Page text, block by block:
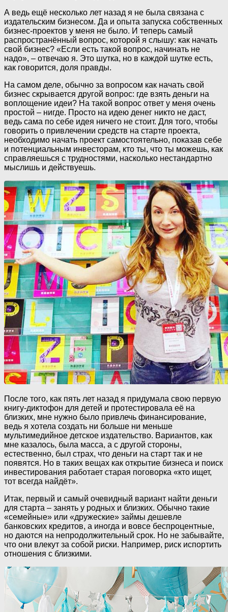
А ведь ещё несколько лет назад я не была связана с
издательским бизнесом. Да и опыта запуска собственных
бизнес-проектов у меня не было. И теперь самый
распространённый вопрос, которой я слышу: как начать
свой бизнес? «Если есть такой вопрос, начинать не
надо», – отвечаю я. Это шутка, но в каждой шутке есть,
как говорится, доля правды.
На самом деле, обычно за вопросом как начать свой
бизнес скрывается другой вопрос: где взять деньги на
воплощение идеи? На такой вопрос ответ у меня очень
простой – нигде. Просто на идею денег никто не даст,
ведь сама по себе идея ничего не стоит. Для того, чтобы
говорить о привлечении средств на старте проекта,
необходимо начать проект самостоятельно, показав себе
и потенциальным инвесторам, кто ты, что ты можешь, как
справляешься с трудностями, насколько нестандартно
мыслишь и действуешь.
После того, как пять лет назад я придумала свою первую
книгу-диктофон для детей и протестировала её на
близких, мне нужно было привлечь финансирование,
ведь я хотела создать ни больше ни меньше
мультимедийное детское издательство. Вариантов, как
мне казалось, была масса, а с другой стороны,
естественно, был страх, что деньги на старт так и не
появятся. Но в таких вещах как открытие бизнеса и поиск
инвестирования работает старая поговорка «кто ищет,
тот всегда найдёт».
Итак, первый и самый очевидный вариант найти деньги
для старта – занять у родных и близких. Обычно такие
«семейные» или «дружеские» займы дешевле
банковских кредитов, а иногда и вовсе беспроцентные,
но даются на непродолжительный срок. Но не забывайте,
что они влекут за собой риски. Например, риск испортить
отношения с близкими.